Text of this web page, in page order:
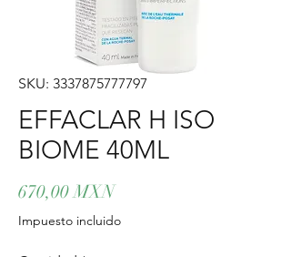
SKU: 3337875777797
EFFACLAR H ISO
BIOME 40ML
670,00 MXNPrecio
Impuesto incluido